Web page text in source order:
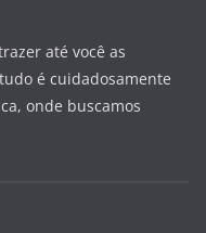
até você as
é cuidadosamente
onde buscamos